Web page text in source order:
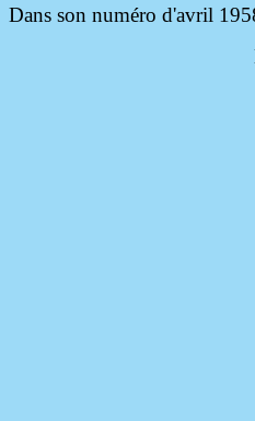
Dans son numéro d'avril